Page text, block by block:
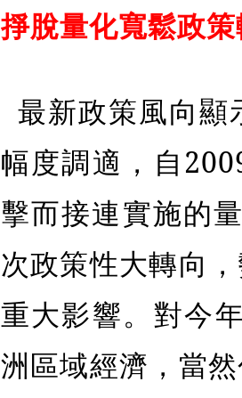
掙脫量化寬鬆政
最新政策風向顯
幅度調適，自
擊而接連實施的
次政策性大轉向
重大影響。對今
洲區域經濟，當